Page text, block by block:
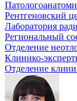
Рентгеновский
Лаборатория
Региональный
Отделение
Клинико-
Отделение